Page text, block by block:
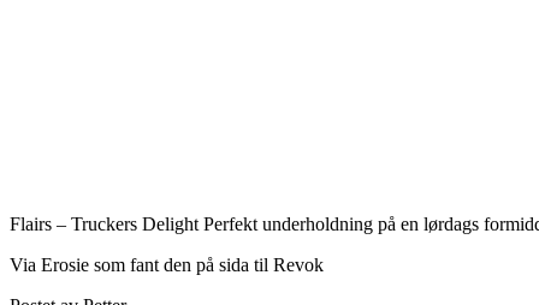
Flairs – Truckers Delight Perfekt underholdning på en lørdags
Via Erosie som fant den på sida til Revok